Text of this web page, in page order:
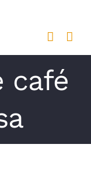
café